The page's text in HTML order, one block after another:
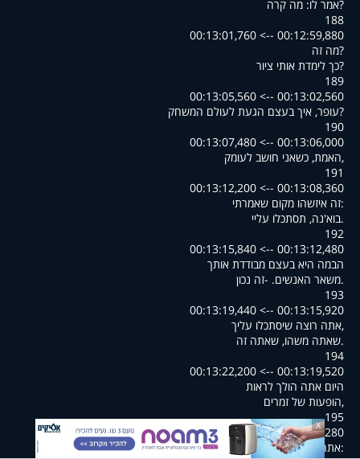
?אמר לו: מה קרה
188
00:12:59,880 --> 00:13:01,760
?מה זה
?כך לימדת אותי ציור
189
00:13:02,560 --> 00:13:05,560
?עופר, איך בעצם הגעת לעולם המשחק
190
00:13:06,000 --> 00:13:07,480
,האמת, כשאני חושב לעומק
191
00:13:08,360 --> 00:13:12,200
:זה איזשהו מקום שאמרתי
.בוא'נה, תסתכלו עליי
192
00:13:12,480 --> 00:13:15,840
הבמה היא בעצם מבודדת אותך
.משאר האנשים. -זה נכון
193
00:13:15,920 --> 00:13:19,440
,אתה רוצה שיסתכלו עליך
.שאתה משהו, שאתה זה
194
00:13:19,520 --> 00:13:22,200
היום אתה הולך לראות
,הופעות של זמרים
195
00:13:22,280 --> 00:13:25,760
:אתה מרגיש כזה קטן לעומת
X